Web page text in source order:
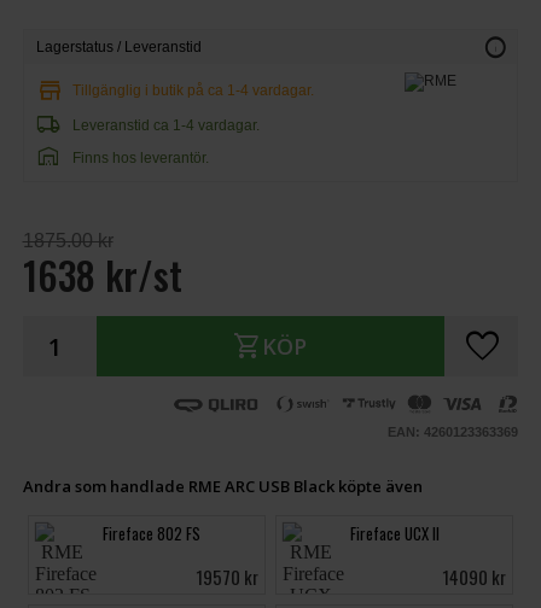
Lagerstatus / Leveranstid info
store Tillgänglig i butik på ca 1-4 vardagar.
local_shipping Leveranstid ca 1-4 vardagar.
warehouse Finns hos leverantör.
1875.00 kr
1638 kr/st
shopping_cart KÖP favorite
EAN: 4260123363369
Andra som handlade RME ARC USB Black köpte även
Fireface 802 FS
19570 kr
Fireface UCX II
14090 kr